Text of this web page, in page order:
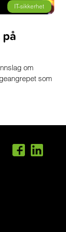
IT-sikkerhet
om
som